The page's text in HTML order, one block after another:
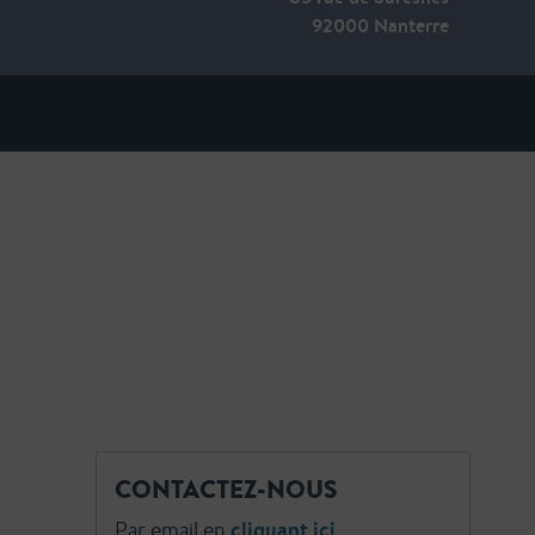
CONTACTEZ-NOUS
92000 Nanterre